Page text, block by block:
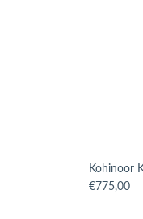
Kohinoor
€775,00